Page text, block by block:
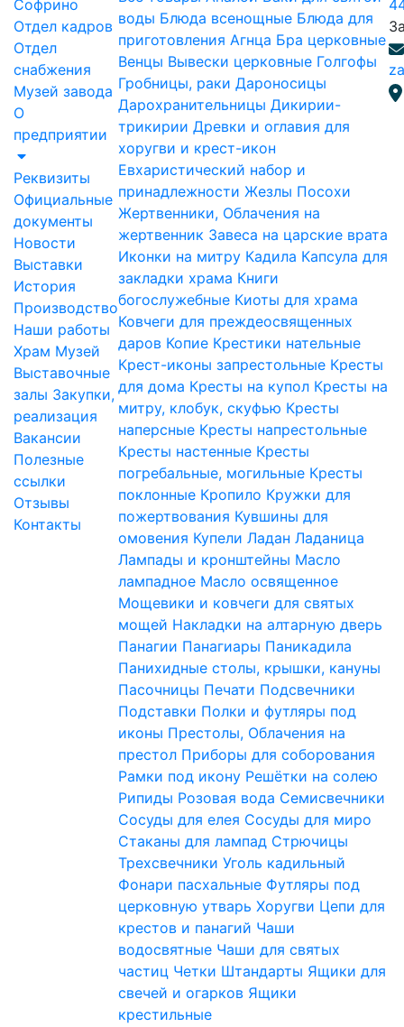
Софрино
Отдел кадров
Отдел
снабжения
Музей завода
О
предприятии
Реквизиты
Официальные
документы
Новости
Выставки
История
Производство
Наши работы
Храм Музей
Выставочные
залы Закупки,
реализация
Вакансии
Полезные
ссылки
Отзывы
Контакты
воды Блюда всенощные Блюда для
приготовления Агнца Бра церковные
Венцы Вывески церковные Голгофы
Гробницы, раки Дароносицы
Дарохранительницы Дикирии-
трикирии Древки и оглавия для
хоругви и крест-икон
Евхаристический набор и
принадлежности Жезлы Посохи
Жертвенники, Облачения на
жертвенник Завеса на царские врата
Иконки на митру Кадила Капсула для
закладки храма Книги
богослужебные Киоты для храма
Ковчеги для преждеосвященных
даров Копие Крестики нательные
Крест-иконы запрестольные Кресты
для дома Кресты на купол Кресты на
митру, клобук, скуфью Кресты
наперсные Кресты напрестольные
Кресты настенные Кресты
погребальные, могильные Кресты
поклонные Кропило Кружки для
пожертвования Кувшины для
омовения Купели Ладан Ладаница
Лампады и кронштейны Масло
лампадное Масло освященное
Мощевики и ковчеги для святых
мощей Накладки на алтарную дверь
Панагии Панагиары Паникадила
Панихидные столы, крышки, кануны
Пасочницы Печати Подсвечники
Подставки Полки и футляры под
иконы Престолы, Облачения на
престол Приборы для соборования
Рамки под икону Решётки на солею
Рипиды Розовая вода Семисвечники
Сосуды для елея Сосуды для миро
Стаканы для лампад Стрючицы
Трехсвечники Уголь кадильный
Фонари пасхальные Футляры под
церковную утварь Хоругви Цепи для
крестов и панагий Чаши
водосвятные Чаши для святых
частиц Четки Штандарты Ящики для
свечей и огарков Ящики
крестильные